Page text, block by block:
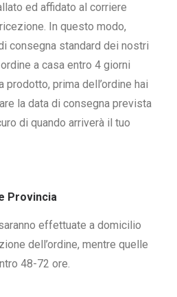
ed affidato al corriere
In questo modo,
consegna standard dei nostri
a casa entro 4 giorni
prodotto, prima dell’ordine hai
la data di consegna prevista
di quando arriverà il tuo
Provincia
effettuate a domicilio
dell’ordine, mentre quelle
48-72 ore.